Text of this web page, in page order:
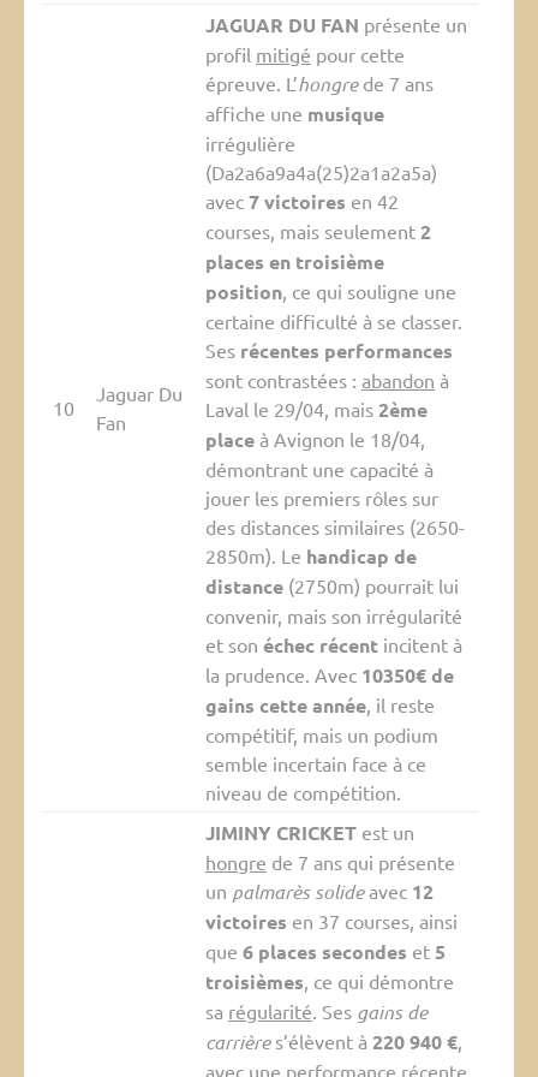
10
Jaguar Du
Fan
JAGUAR DU FAN présente un
profil mitigé pour cette
épreuve. L’hongrede 7 ans
affiche une musique
irrégulière
(Da2a6a9a4a(25)2a1a2a5a)
avec 7 victoires en 42
courses, mais seulement 2
places en troisième
position, ce qui souligne une
certaine difficulté à se classer.
Ses récentes performances
sont contrastées : abandon à
Laval le 29/04, mais 2ème
placeà Avignon le 18/04,
démontrant une capacité à
jouer les premiers rôles sur
des distances similaires (2650-
2850m). Le handicap de
distance(2750m) pourrait lui
convenir, mais son irrégularité
et son échec récentincitent à
la prudence. Avec 10350€ de
gains cette année, il reste
compétitif, mais un podium
semble incertain face à ce
niveau de compétition.
JIMINY CRICKETest un
hongre de 7 ans qui présente
un palmarès solideavec 12
victoires en 37 courses, ainsi
que 6 places secondes et 5
troisièmes, ce qui démontre
sa régularité. Ses gains de
carrières’élèvent à 220 940 €,
avec une performance récente